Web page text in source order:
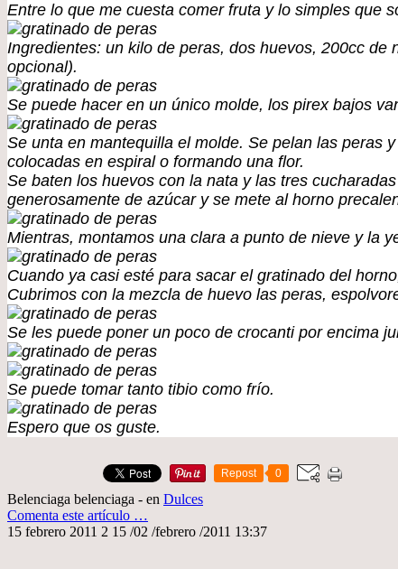
Entre lo que me cuesta comer fruta y lo simples que
Ingredientes: un kilo de peras, dos huevos, 200cc
opcional).
Se puede hacer en un único molde, los pirex bajos
Se unta en mantequilla el molde. Se pelan las peras
colocadas en espiral o formando una flor.
Se baten los huevos con la nata y las tres
generosamente de azúcar y se mete al horno
Mientras, montamos una clara a punto de nieve y la
Cuando ya casi esté para sacar el gratinado del
Cubrimos con la mezcla de huevo las peras,
Se les puede poner un poco de crocanti por encima
Se puede tomar tanto tibio como frío.
Espero que os guste.
Repost 0
Belenciaga belenciaga - en Dulces
Comenta este artículo …
15 febrero 2011 2 15 /02 /febrero /2011 13:37